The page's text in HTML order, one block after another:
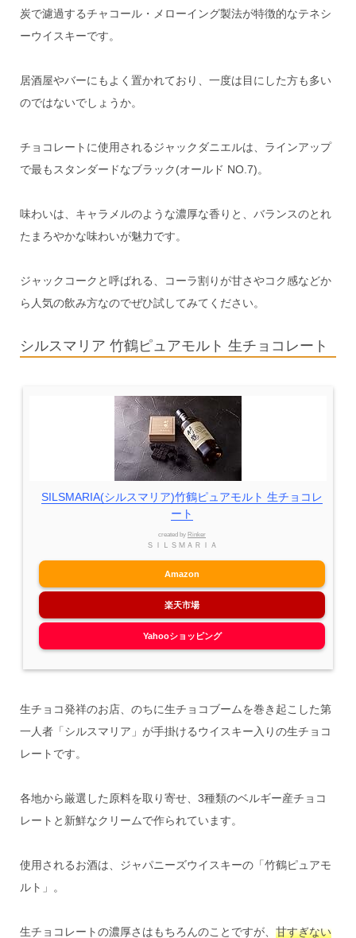
炭で濾過するチャコール・メローイング製法が特徴的なテネシ
ーウイスキーです。
居酒屋やバーにもよく置かれており、一度は目にした方も多い
のではないでしょうか。
チョコレートに使用されるジャックダニエルは、ラインアップ
で最もスタンダードなブラック(オールド NO.7)。
味わいは、キャラメルのような濃厚な香りと、バランスのとれ
たまろやかな味わいが魅力です。
ジャックコークと呼ばれる、コーラ割りが甘さやコク感などか
ら人気の飲み方なのでぜひ試してみてください。
シルスマリア 竹鶴ピュアモルト 生チョコレート
SILSMARIA(シルスマリア)竹鶴ピュアモルト 生チョコレ
ート
created by Rinker
ＳＩＬＳＭＡＲＩＡ
Amazon
楽天市場
Yahooショッピング
生チョコ発祥のお店、のちに生チョコブームを巻き起こした第
一人者「シルスマリア」が手掛けるウイスキー入りの生チョコ
レートです。
各地から厳選した原料を取り寄せ、3種類のベルギー産チョコ
レートと新鮮なクリームで作られています。
使用されるお酒は、ジャパニーズウイスキーの「竹鶴ピュアモ
ルト」。
生チョコレートの濃厚さはもちろんのことですが、 甘すぎない